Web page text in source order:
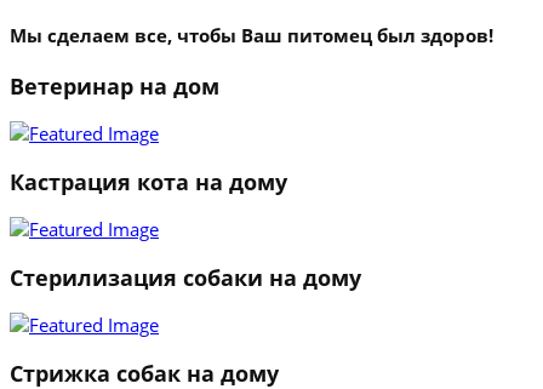
Мы сделаем все, чтобы Ваш питомец был здоров!
Ветеринар на дом
Кастрация кота на дому
Стерилизация собаки на дому
Стрижка собак на дому